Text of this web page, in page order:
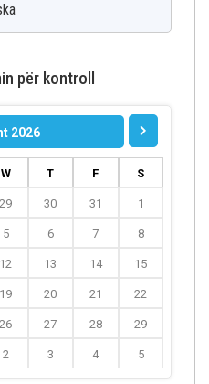
për kontroll
2026
W T F S
29 30 31 1
5 6 7 8
12 13 14 15
19 20 21 22
26 27 28 29
2 3 4 5